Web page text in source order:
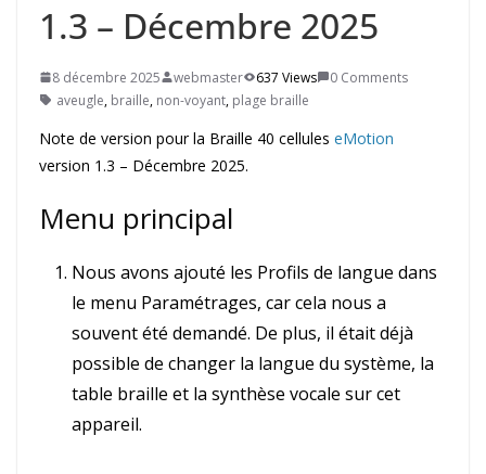
1.3 – Décembre 2025
8 décembre 2025 webmaster 637 Views
0 Comments
aveugle, braille, non-voyant, plage braille
Note de version pour la Braille 40 cellules eMotion
version 1.3 – Décembre 2025.
Menu principal
Nous avons ajouté les Profils de langue dans
le menu Paramétrages, car cela nous a
souvent été demandé. De plus, il était déjà
possible de changer la langue du système, la
table braille et la synthèse vocale sur cet
appareil.